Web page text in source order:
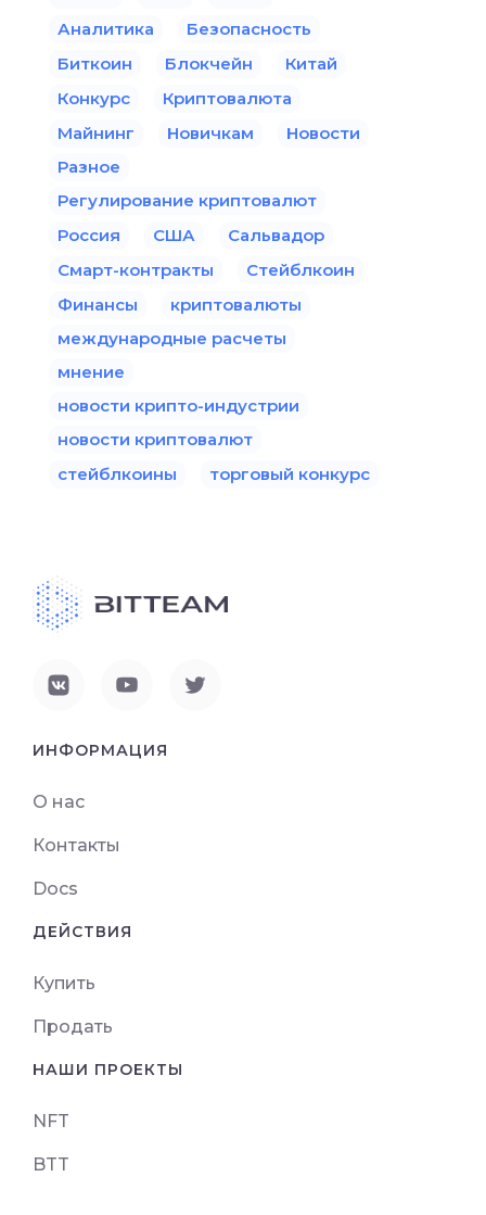
Аналитика
Безопасность
Биткоин
Блокчейн
Китай
Конкурс
Криптовалюта
Майнинг
Новичкам
Новости
Разное
Регулирование криптовалют
Россия
США
Сальвадор
Смарт-контракты
Стейблкоин
Финансы
криптовалюты
международные расчеты
мнение
новости крипто-индустрии
новости криптовалют
стейблкоины
торговый конкурс
ИНФОРМАЦИЯ
О нас
Контакты
Docs
ДЕЙСТВИЯ
Купить
Продать
НАШИ ПРОЕКТЫ
NFT
BTT